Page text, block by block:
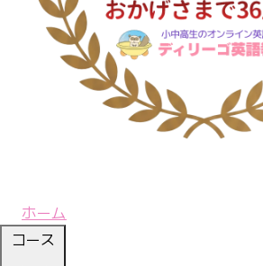
ホーム
コース